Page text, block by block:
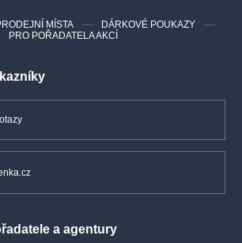
a agentury
MÍSTA
DÁRKOVÉ POUKAZY
PRO POŘADATELA AKCÍ